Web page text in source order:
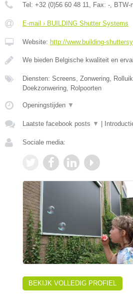
Tel: +32 (0)56 60 48 11 , Fax: - , BTW-
E-mail › BUILDING Shutter Systems
Website: http://www.building-
We bieden Belgische kwaliteit en
Diensten: Screens, Zonwering,
Doekzonwering, Rolpoorten
Openingstijden ▼
Laatste facebook posts ▼
Sociale media:
BEKIJK VOLLEDIG PROFIEL